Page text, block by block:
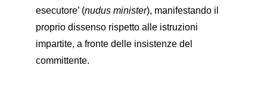
esecutore’ (nudus minister), manifestando il
proprio dissenso rispetto alle istruzioni
impartite, a fronte delle insistenze del
committente.